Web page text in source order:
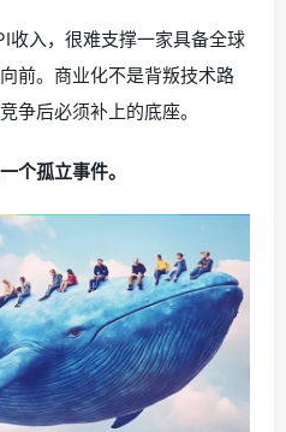
收入，很难支撑一家具备全球
前。商业化不是背叛技术路
争后必须补上的底座。
个孤立事件。